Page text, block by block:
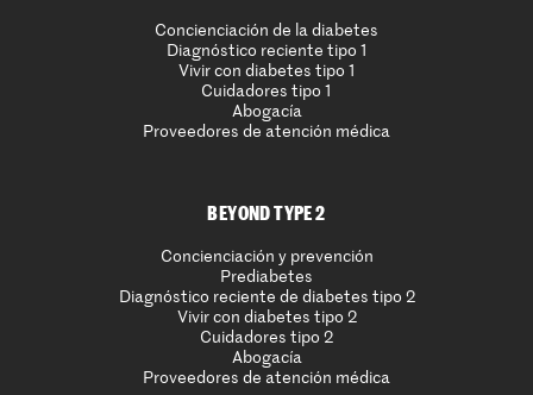
Concienciación de la diabetes
Diagnóstico reciente tipo 1
Vivir con diabetes tipo 1
Cuidadores tipo 1
Abogacía
Proveedores de atención médica
BEYOND TYPE 2
Concienciación y prevención
Prediabetes
Diagnóstico reciente de diabetes tipo 2
Vivir con diabetes tipo 2
Cuidadores tipo 2
Abogacía
Proveedores de atención médica